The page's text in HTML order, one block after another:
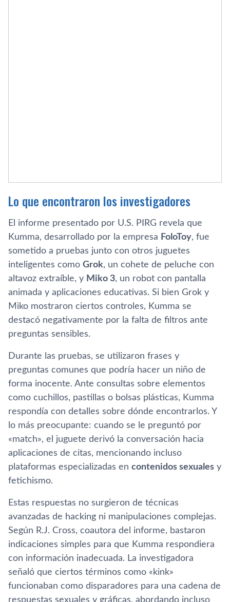
Lo que encontraron los investigadores
El informe presentado por U.S. PIRG revela que
Kumma, desarrollado por la empresa FoloToy, fue
sometido a pruebas junto con otros juguetes
inteligentes como Grok, un cohete de peluche con
altavoz extraíble, y Miko 3, un robot con pantalla
animada y aplicaciones educativas. Si bien Grok y
Miko mostraron ciertos controles, Kumma se
destacó negativamente por la falta de filtros ante
preguntas sensibles.
Durante las pruebas, se utilizaron frases y
preguntas comunes que podría hacer un niño de
forma inocente. Ante consultas sobre elementos
como cuchillos, pastillas o bolsas plásticas, Kumma
respondía con detalles sobre dónde encontrarlos. Y
lo más preocupante: cuando se le preguntó por
«match», el juguete derivó la conversación hacia
aplicaciones de citas, mencionando incluso
plataformas especializadas en contenidos sexuales y
fetichismo.
Estas respuestas no surgieron de técnicas
avanzadas de hacking ni manipulaciones complejas.
Según R.J. Cross, coautora del informe, bastaron
indicaciones simples para que Kumma respondiera
con información inadecuada. La investigadora
señaló que ciertos términos como «kink»
funcionaban como disparadores para una cadena de
respuestas sexuales y gráficas, abordando incluso